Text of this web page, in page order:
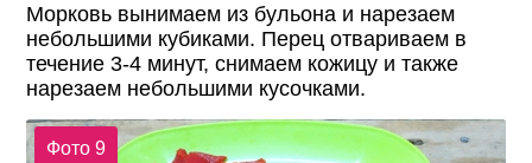
Морковь вынимаем из бульона и нарезаем
небольшими кубиками. Перец отвариваем в
течение 3-4 минут, снимаем кожицу и также
нарезаем небольшими кусочками.
Фото 9